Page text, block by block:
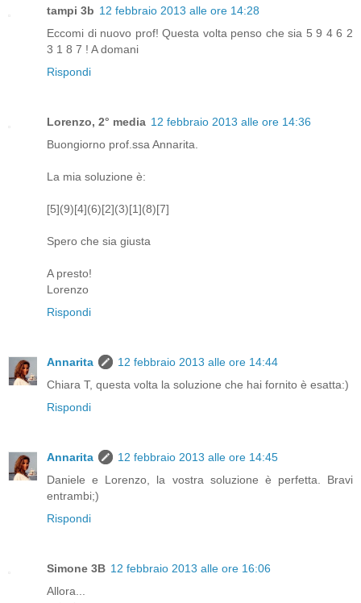
tampi 3b 12 febbraio 2013 alle ore 14:28
Eccomi di nuovo prof! Questa volta penso che sia 5 9 4 6 2
3 1 8 7 ! A domani
Rispondi
Lorenzo, 2° media 12 febbraio 2013 alle ore 14:36
Buongiorno prof.ssa Annarita.
La mia soluzione è:
[5](9)[4](6)[2](3)[1](8)[7]
Spero che sia giusta
A presto!
Lorenzo
Rispondi
Annarita
12 febbraio 2013 alle ore 14:44
Chiara T, questa volta la soluzione che hai fornito è esatta:)
Rispondi
Annarita
12 febbraio 2013 alle ore 14:45
Daniele e Lorenzo, la vostra soluzione è perfetta. Bravi
entrambi;)
Rispondi
Simone 3B 12 febbraio 2013 alle ore 16:06
Allora...